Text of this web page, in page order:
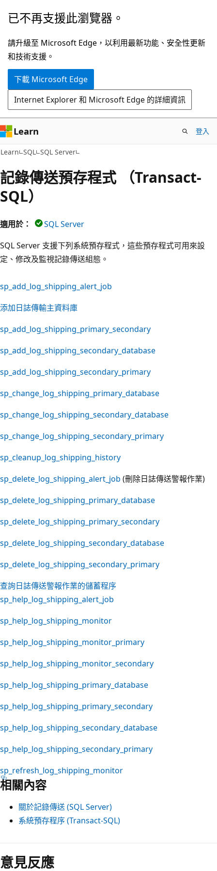
跳
主
要
內
已不再支援此瀏覽器。
請升級至 Microsoft Edge，以利用最新功能、安全性更新
和技術支援。
下載 Microsoft Edge
Internet Explorer 和 Microsoft Edge 的詳細資訊
Learn 登入
Learn SQL SQL Server
記錄傳送預存程式 （Transact-
SQL）
適用於：
SQL Server
SQL Server 支援下列系統預存程式，這些預存程式可用來設
定、修改及監視記錄傳送組態。
sp_add_log_shipping_alert_job
添加日誌傳輸主資料庫
sp_add_log_shipping_primary_secondary
sp_add_log_shipping_secondary_database
sp_add_log_shipping_secondary_primary
sp_change_log_shipping_primary_database
sp_change_log_shipping_secondary_database
sp_change_log_shipping_secondary_primary
sp_cleanup_log_shipping_history
sp_delete_log_shipping_alert_job (刪除日誌傳送警報作業)
sp_delete_log_shipping_primary_database
sp_delete_log_shipping_primary_secondary
sp_delete_log_shipping_secondary_database
sp_delete_log_shipping_secondary_primary
查詢日誌傳送警報作業的儲蓄程序
sp_help_log_shipping_alert_job
sp_help_log_shipping_monitor
sp_help_log_shipping_monitor_primary
sp_help_log_shipping_monitor_secondary
sp_help_log_shipping_primary_database
sp_help_log_shipping_primary_secondary
sp_help_log_shipping_secondary_database
sp_help_log_shipping_secondary_primary
sp_refresh_log_shipping_monitor
相關內容
關於記錄傳送 (SQL Server)
系統預存程序 (Transact-SQL)
閱
讀
模
意見反應